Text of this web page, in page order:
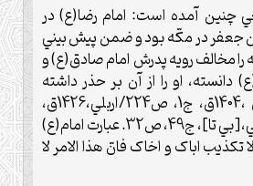
چنين آمده است: امام رضا(ع) در
جعفر در مکّه بود و ضمن پيش بيني
را مخالف رويه پدرش امام صادق(ع) و
دانسته، او را از آن بر حذر داشته
است (شيخ صدوق ،1404ق، ج1، ص224/اربلي،1426ق،
ج3، ص406/ مجلسي،[بي تا]، ج49، ص32. عبارت امام(ع)
اباک و اخاک فانّ هذا الامر لا